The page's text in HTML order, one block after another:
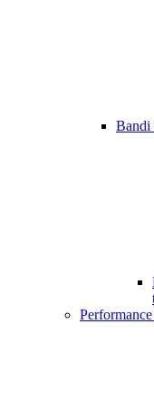
Bandi
Performance